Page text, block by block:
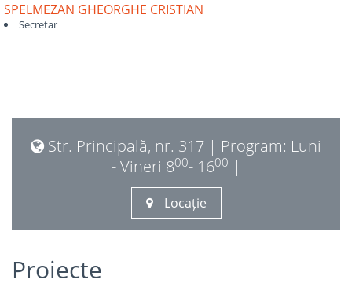
SPELMEZAN GHEORGHE CRISTIAN
Secretar
Str. Principală, nr. 317 | Program: Luni
- Vineri 800- 1600 |
Locație
Proiecte